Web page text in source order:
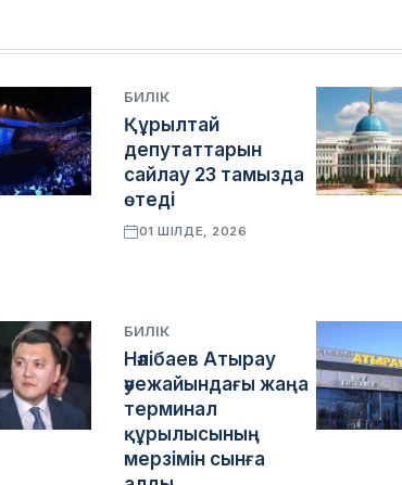
БИЛІК
Құрылтай
депутаттарын
сайлау 23 тамызда
өтеді
01 ШІЛДЕ, 2026
БИЛІК
Нәлібаев Атырау
әуежайындағы жаңа
терминал
құрылысының
мерзімін сынға